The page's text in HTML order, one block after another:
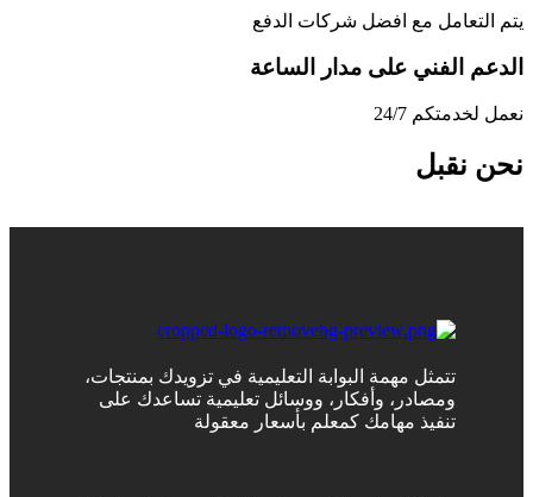
يتم التعامل مع افضل شركات الدفع
الدعم الفني على مدار الساعة
نعمل لخدمتكم 24/7
نحن نقبل
تتمثل مهمة البوابة التعليمية في تزويدك بمنتجات،
ومصادر، وأفكار، ووسائل تعليمية تساعدك على
تنفيذ مهامك كمعلم بأسعار معقولة